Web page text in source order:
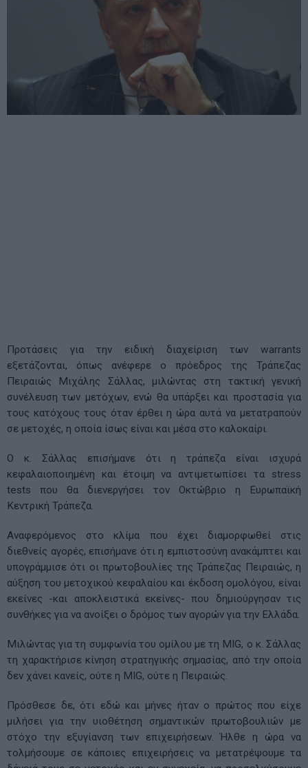
Προτάσεις για την ειδική διαχείριση των warrants
εξετάζονται, όπως ανέφερε ο πρόεδρος της Τράπεζας
Πειραιώς Μιχάλης Σάλλας, μιλώντας στη τακτική γενική
συνέλευση των μετόχων, ενώ θα υπάρξει και προστασία για
τους κατόχους τους όταν έρθει η ώρα αυτά να μετατραπούν
σε μετοχές, η οποία ίσως είναι και μέσα στο καλοκαίρι.
Ο κ. Σάλλας επισήμανε ότι η τράπεζα είναι ισχυρά
κεφαλαιοποιημένη και έτοιμη να αντιμετωπίσει τα stress
tests που θα διενεργήσει τον Οκτώβριο η Ευρωπαϊκή
Κεντρική Τράπεζα.
Αναφερόμενος στο κλίμα που έχει διαμορφωθεί στις
διεθνείς αγορές, επισήμανε ότι η εμπιστοσύνη ανακάμπτει και
υπογράμμισε ότι οι πρωτοβουλίες της Τράπεζας Πειραιώς, η
αύξηση του μετοχικού κεφαλαίου και έκδοση ομολόγου, είναι
εκείνες -και αποκλειστικά εκείνες- που δημιούργησαν τις
συνθήκες για να ανοίξει ο δρόμος των αγορών για την Ελλάδα.
Μιλώντας για τη συμφωνία του ομίλου με τη MIG, ο κ. Σάλλας
τη χαρακτήρισε κίνηση στρατηγικής σημασίας, από την οποία
δεν χάνει κανείς, ούτε η MIG, ούτε η Πειραιώς.
Πρόσθεσε δε, ότι εδώ και μήνες ήταν ο πρώτος που είχε
μιλήσει για την υιοθέτηση σημαντικών πρωτοβουλιών με
στόχο την εξυγίανση των επιχειρήσεων. Ήλθε η ώρα να
τολμήσουμε σε κάποιες επιχειρήσεις να μετατρέψουμε τα